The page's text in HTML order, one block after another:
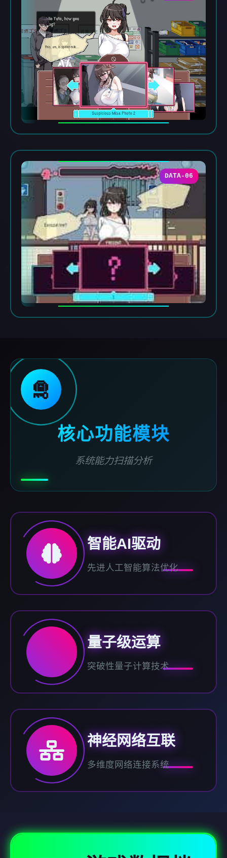
DATA-06
🛅
核心功能模块
系统能力扫描分析
智能AI驱动
先进人工智能算法优化
量子级运算
突破性量子计算技术
神经网络互联
多维度网络连接系统